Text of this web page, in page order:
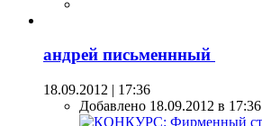
андрей письменнный
18.09.2012 | 17:36
Добавлено 18.09.2012 в 17:36